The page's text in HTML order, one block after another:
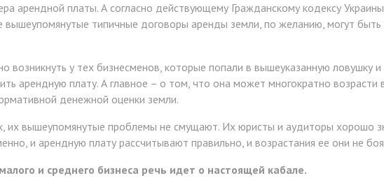
арендной платы. А согласно действующему Гражданскому кодексу
вышеупомянутые типичные договоры аренды земли, по желанию, могут
у тех бизнесменов, которые попали в вышеуказанную ловушку
арендную плату. А главное – о том, что она может многократно возрасти
денежной оценки земли.
их вышеупомянутые проблемы не смущают. Их юристы и аудиторы хорошо
и арендную плату рассчитывают правильно, и возрастания ее они не
и среднего бизнеса речь идет о настоящей кабале.